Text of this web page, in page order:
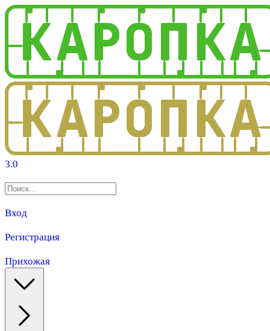
3.0
Вход
Регистрация
Прихожая